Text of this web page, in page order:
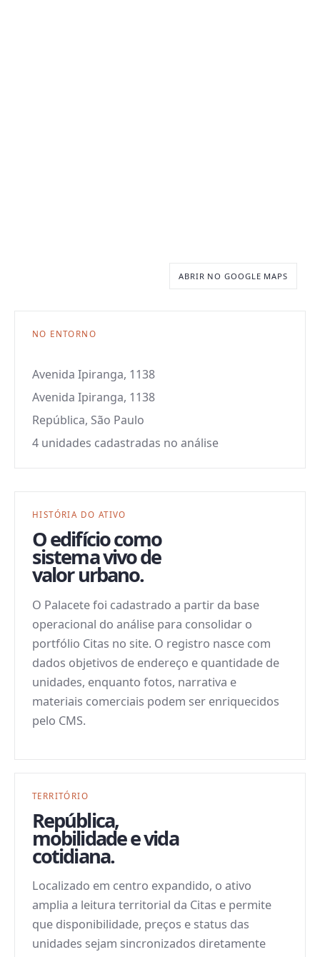
ABRIR NO GOOGLE MAPS
NO ENTORNO
Avenida Ipiranga, 1138
Avenida Ipiranga, 1138
República, São Paulo
4 unidades cadastradas no análise
HISTÓRIA DO ATIVO
O edifício como
sistema vivo de
valor urbano.
O Palacete foi cadastrado a partir da base
operacional do análise para consolidar o
portfólio Citas no site. O registro nasce com
dados objetivos de endereço e quantidade de
unidades, enquanto fotos, narrativa e
materiais comerciais podem ser enriquecidos
pelo CMS.
TERRITÓRIO
República,
mobilidade e vida
cotidiana.
Localizado em centro expandido, o ativo
amplia a leitura territorial da Citas e permite
que disponibilidade, preços e status das
unidades sejam sincronizados diretamente